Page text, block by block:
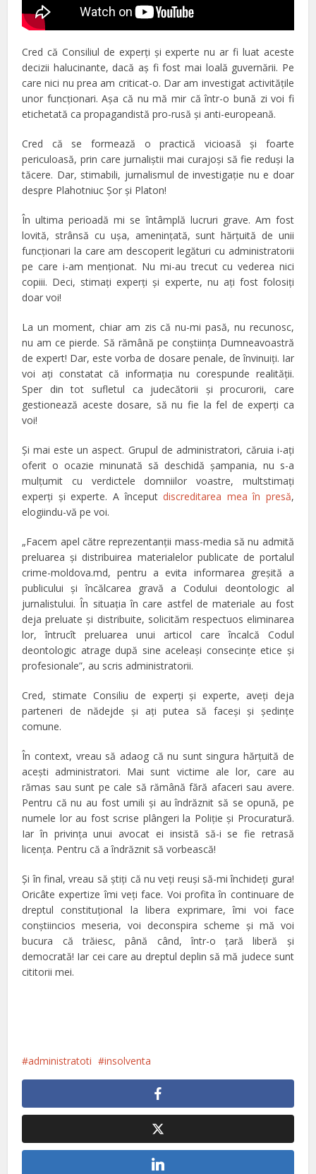
Cred că Consiliul de experţi şi experte nu ar fi luat aceste
decizii halucinante, dacă aş fi fost mai loală guvernării. Pe
care nici nu prea am criticat-o. Dar am investigat activităţile
unor funcţionari. Aşa că nu mă mir că într-o bună zi voi fi
etichetată ca propagandistă pro-rusă şi anti-europeană.
Cred că se formează o practică vicioasă şi foarte
periculoasă, prin care jurnaliştii mai curajoşi să fie reduşi la
tăcere. Dar, stimabili, jurnalismul de investigaţie nu e doar
despre Plahotniuc Şor şi Platon!
În ultima perioadă mi se întâmplă lucruri grave. Am fost
lovită, strânsă cu uşa, ameninţată, sunt hărţuită de unii
funcţionari la care am descoperit legături cu administratorii
pe care i-am menţionat. Nu mi-au trecut cu vederea nici
copiii. Deci, stimaţi experţi şi experte, nu aţi fost folosiţi
doar voi!
La un moment, chiar am zis că nu-mi pasă, nu recunosc,
nu am ce pierde. Să rămână pe conştiinţa Dumneavoastră
de expert! Dar, este vorba de dosare penale, de învinuiţi. Iar
voi aţi constatat că informaţia nu corespunde realităţii.
Sper din tot sufletul ca judecătorii şi procurorii, care
gestionează aceste dosare, să nu fie la fel de experţi ca
voi!
Şi mai este un aspect. Grupul de administratori, căruia i-aţi
oferit o ocazie minunată să deschidă şampania, nu s-a
mulţumit cu verdictele domniilor voastre, multstimaţi
experţi şi experte. A începutdiscreditarea mea în presă,
elogiindu-vă pe voi.
„Facem apel către reprezentanții mass-media să nu admită
preluarea și distribuirea materialelor publicate de portalul
crime-moldova.md, pentru a evita informarea greșită a
publicului și încălcarea gravă a Codului deontologic al
jurnalistului. În situația în care astfel de materiale au fost
deja preluate și distribuite, solicităm respectuos eliminarea
lor, întrucît preluarea unui articol care încalcă Codul
deontologic atrage după sine aceleași consecințe etice și
profesionale”, au scris administratorii.
Cred, stimate Consiliu de experţi şi experte, aveţi deja
parteneri de nădejde şi aţi putea să faceşi şi şedinţe
comune.
În context, vreau să adaog că nu sunt singura hărţuită de
aceşti administratori. Mai sunt victime ale lor, care au
rămas sau sunt pe cale să rămână fără afaceri sau avere.
Pentru că nu au fost umili şi au îndrăznit să se opună, pe
numele lor au fost scrise plângeri la Poliţie şi Procuratură.
Iar în privinţa unui avocat ei insistă să-i se fie retrasă
licenţa. Pentru că a îndrăznit să vorbească!
Şi în final, vreau să ştiţi că nu veţi reuşi să-mi închideţi gura!
Oricâte expertize îmi veţi face. Voi profita în continuare de
dreptul constituţional la libera exprimare, îmi voi face
conştiincios meseria, voi deconspira scheme şi mă voi
bucura că trăiesc, până când, într-o ţară liberă şi
democrată! Iar cei care au dreptul deplin să mă judece sunt
cititorii mei.
administratoti insolventa